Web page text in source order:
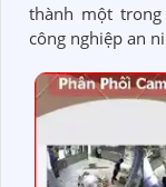
thành một
công nghiệp an